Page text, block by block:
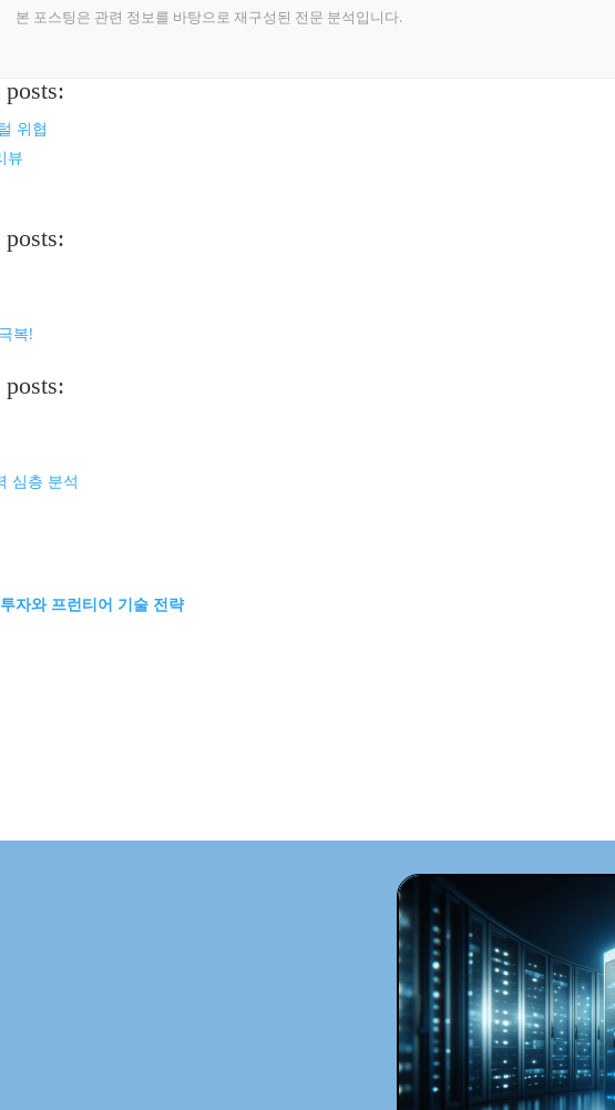
본 포스팅은 관련 정보를 바탕으로 재구성된 전문 분석입니다.
위협
뷰
복!
심층 분석
자와 프런티어 기술 전략